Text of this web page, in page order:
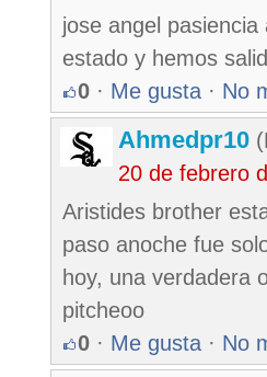
jose angel
estado y hemos
0 · Me gusta · No
Ahmedpr10
20 de febrero
Aristides brother
paso anoche fue
hoy, una verdadera
pitcheoo
0 · Me gusta · No